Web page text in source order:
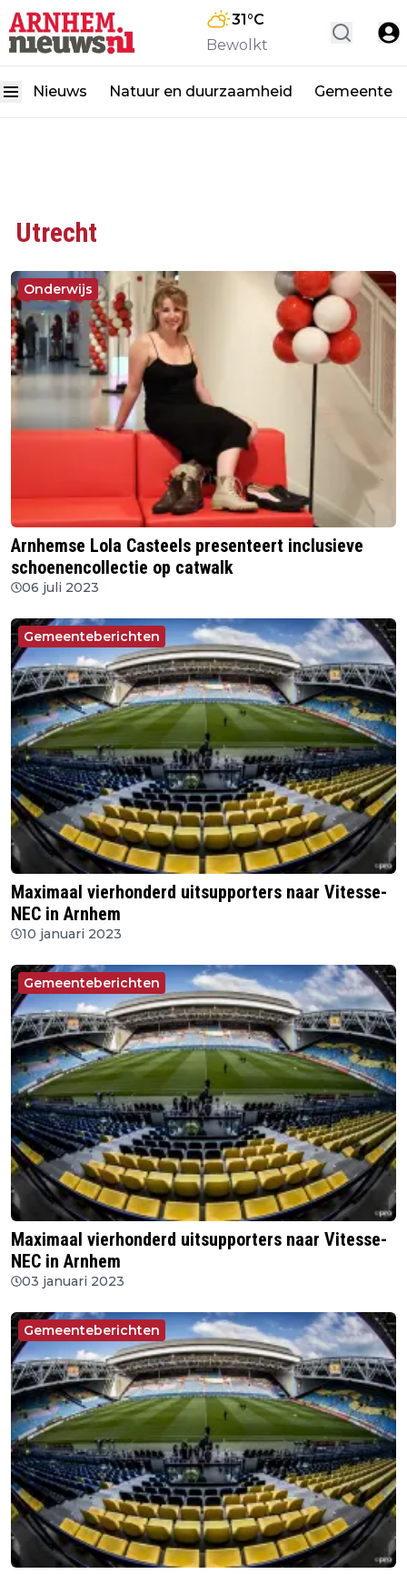
31°C
Bewolkt
Nieuws Natuur en duurzaamheid Gemeente
Utrecht
Onderwijs
Arnhemse Lola Casteels presenteert inclusieve
schoenencollectie op catwalk
06 juli 2023
Gemeenteberichten
Maximaal vierhonderd uitsupporters naar Vitesse-
NEC in Arnhem
10 januari 2023
Gemeenteberichten
Maximaal vierhonderd uitsupporters naar Vitesse-
NEC in Arnhem
03 januari 2023
Gemeenteberichten